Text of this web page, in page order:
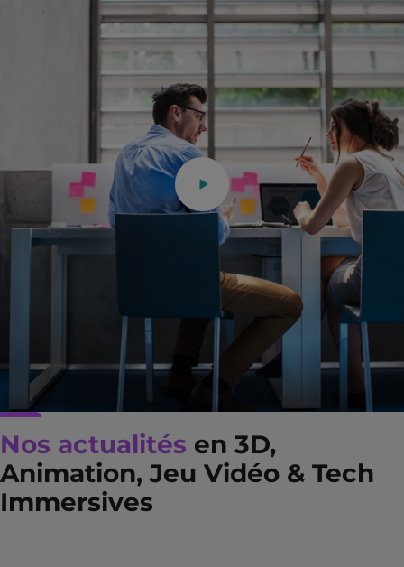
Nos actualités en 3D,
Animation, Jeu Vidéo & Tech
Immersives